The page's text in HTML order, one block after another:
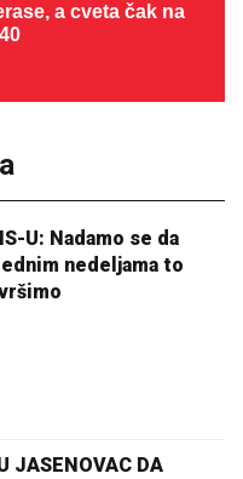
a cveta čak na
U: Nadamo se da
nedeljama to
JASENOVAC DA